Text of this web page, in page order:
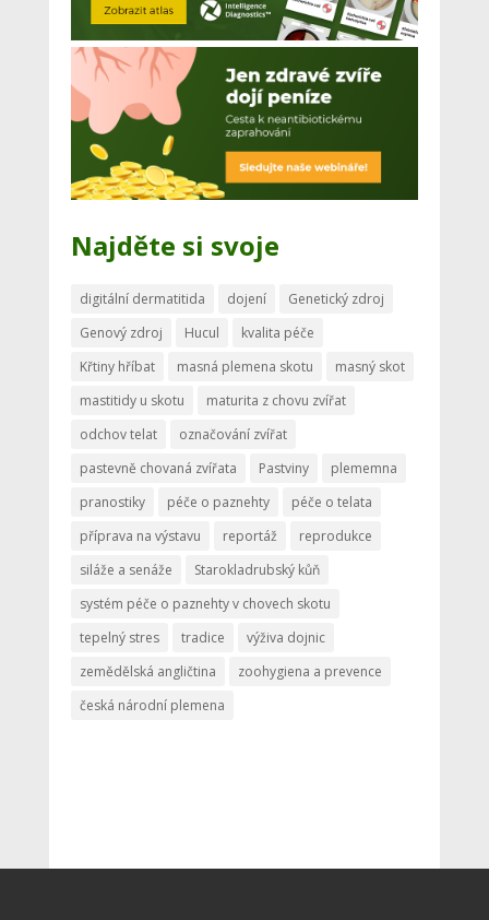
Najděte si svoje
digitální dermatitida dojení
Genetický zdroj
Genový zdroj
Hucul
kvalita péče
Křtiny hříbat
masná plemena skotu
masný skot
mastitidy u skotu
maturita z chovu zvířat
odchov telat
označování zvířat
pastevně chovaná zvířata
Pastviny
plememna
pranostiky
péče o paznehty
péče o telata
příprava na výstavu
reportáž
reprodukce
siláže a senáže
Starokladrubský kůň
systém péče o paznehty v chovech skotu
tepelný stres
tradice
výživa dojnic
zemědělská angličtina
zoohygiena a prevence
česká národní plemena